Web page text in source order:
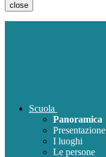
close
Scuola
Panoramica
Presentazione
I luoghi
Le persone